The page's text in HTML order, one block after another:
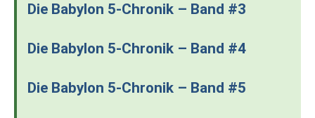
Die Babylon 5-Chronik – Band #3
Die Babylon 5-Chronik – Band #4
Die Babylon 5-Chronik – Band #5